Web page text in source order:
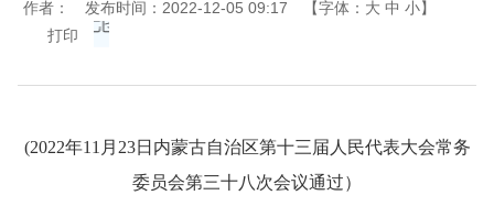
作者：
发布时间：2022-12-05 09:17 【字体： 大 中 小】
打印
(2022年11月23日内蒙古自治区第十三届人民代表大会常务
委员会第三十八次会议通过）